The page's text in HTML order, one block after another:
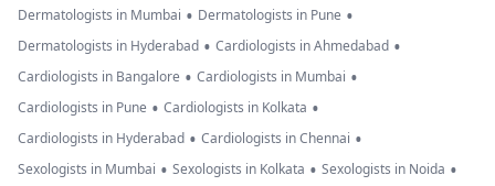
Dermatologists in Mumbai • Dermatologists in Pune •
Dermatologists in Hyderabad • Cardiologists in Ahmedabad •
Cardiologists in Bangalore • Cardiologists in Mumbai •
Cardiologists in Pune • Cardiologists in Kolkata •
Cardiologists in Hyderabad • Cardiologists in Chennai •
Sexologists in Mumbai • Sexologists in Kolkata • Sexologists in Noida •